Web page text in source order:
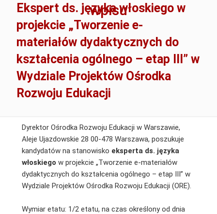
wpisu
Ekspert ds. języka włoskiego w
projekcie „Tworzenie e-
materiałów dydaktycznych do
kształcenia ogólnego – etap III” w
Wydziale Projektów Ośrodka
Rozwoju Edukacji
Dyrektor Ośrodka Rozwoju Edukacji w Warszawie,
Aleje Ujazdowskie 28 00-478 Warszawa, poszukuje
kandydatów na stanowisko eksperta ds. języka
włoskiego w projekcie „Tworzenie e-materiałów
dydaktycznych do kształcenia ogólnego – etap III” w
Wydziale Projektów Ośrodka Rozwoju Edukacji (ORE).
Wymiar etatu: 1/2 etatu, na czas określony od dnia